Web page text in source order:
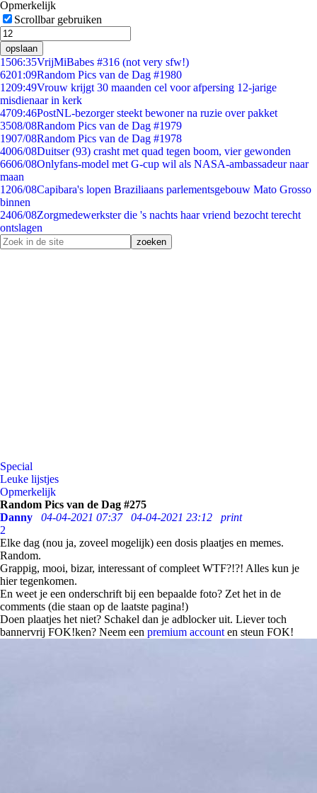
Opmerkelijk
Scrollbar gebruiken
opslaan
1506:35VrijMiBabes #316 (not very sfw!)
6201:09Random Pics van de Dag #1980
1209:49Vrouw krijgt 30 maanden cel voor afpersing 12-jarige
misdienaar in kerk
4709:46PostNL-bezorger steekt bewoner na ruzie over pakket
3508/08Random Pics van de Dag #1979
1907/08Random Pics van de Dag #1978
4006/08Duitser (93) crasht met quad tegen boom, vier gewonden
6606/08Onlyfans-model met G-cup wil als NASA-ambassadeur naar
maan
1206/08Capibara's lopen Braziliaans parlementsgebouw Mato Grosso
binnen
2406/08Zorgmedewerkster die 's nachts haar vriend bezocht terecht
ontslagen
Special
Leuke lijstjes
Opmerkelijk
Random Pics van de Dag #275
Danny
04-04-2021 07:37 04-04-2021 23:12
print
2
Elke dag (nou ja, zoveel mogelijk) een dosis plaatjes en memes.
Random.
Grappig, mooi, bizar, interessant of compleet WTF?!?! Alles kun je
hier tegenkomen.
En weet je een onderschrift bij een bepaalde foto? Zet het in de
comments (die staan op de laatste pagina!)
Doen plaatjes het niet? Schakel dan je adblocker uit. Liever toch
bannervrij FOK!ken? Neem een premium account en steun FOK!